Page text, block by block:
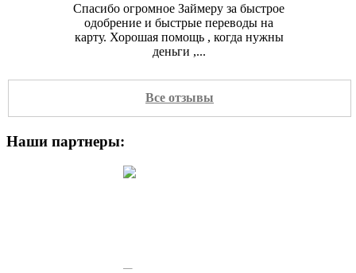
Спасибо огромное Займеру за быстрое
одобрение и быстрые переводы на
карту. Хорошая помощь , когда нужны
деньги ,...
Все отзывы
Наши партнеры: